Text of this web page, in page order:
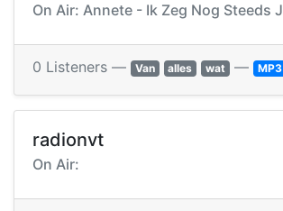
On Air: Annete - Ik Zeg Nog Steeds
0 Listeners — Van alles wat — MP3
radionvt
On Air: